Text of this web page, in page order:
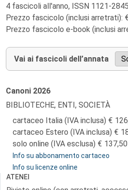
4 fascicoli all'anno, ISSN 1121-
Prezzo fascicolo (inclusi arretrati):
Prezzo fascicolo e-book (inclusi
Vai ai fascicoli dell’annata
Canoni 2026
BIBLIOTECHE, ENTI, SOCIETÀ
cartaceo Italia (IVA inclusa)
cartaceo Estero (IVA inclusa)
solo online (IVA esclusa)
137,50
Info su abbonamento cartaceo
Info su licenze online
ATENEI